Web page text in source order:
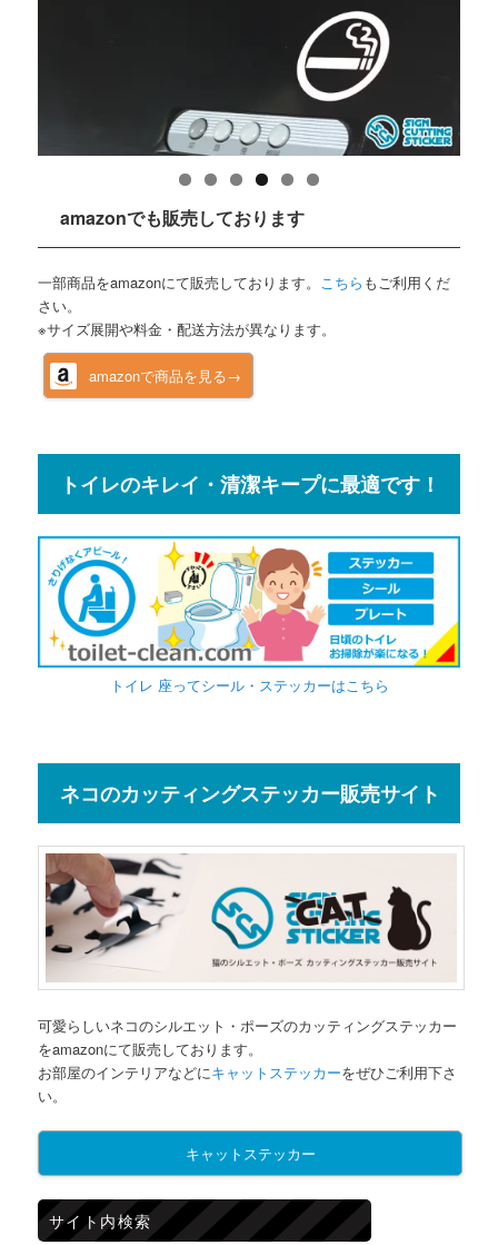
amazonでも販売しております
一部商品をamazonにて販売しております。 こちら もご利用くだ
さい。
※サイズ展開や料金・配送方法が異なります。
amazonで商品を見る→
トイレのキレイ・清潔キープに最適です！
トイレ 座ってシール・ステッカーはこちら
ネコのカッティングステッカー販売サイト
可愛らしいネコのシルエット・ポーズのカッティングステッカー
をamazonにて販売しております。
お部屋のインテリアなどにキャットステッカーをぜひご利用下さ
い。
キャットステッカー
サイト内検索